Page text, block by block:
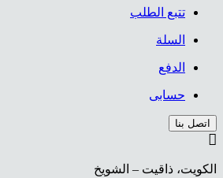
تتبع الطلب
السلة
الدفع
حسابى
اتصل بنا
الكويت، ذاقيت – الشويخ